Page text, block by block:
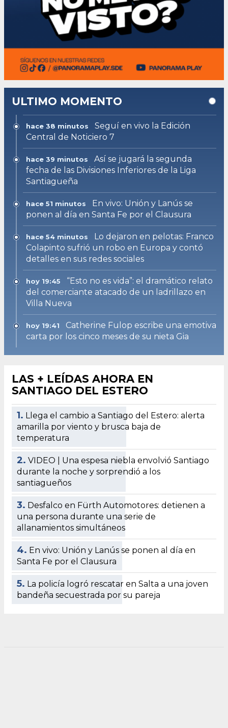
ULTIMO MOMENTO
hace 38 minutos
Seguí en vivo la Edición
Central de Noticiero 7
hace 39 minutos
Así se jugará la segunda
fecha de las Divisiones Inferiores de la Liga
Santiagueña
hace 51 minutos
En vivo: Unión y Lanús se
ponen al día en Santa Fe por el Clausura
hace 54 minutos
Lo dejaron en pelotas: Franco
Colapinto sufrió un robo en Europa y contó
detalles en sus redes sociales
hoy 19:45
“Esto no es vida”: el dramático relato
del comerciante atacado de un ladrillazo en
Villa Nueva
hoy 19:41
Catherine Fulop escribe una emotiva
carta por los cinco meses de su nieta Gia
LAS + LEÍDAS AHORA EN
SANTIAGO DEL ESTERO
1. Llega el cambio a Santiago del Estero: alerta
amarilla por viento y brusca baja de
temperatura
2. VIDEO | Una espesa niebla envolvió Santiago
durante la noche y sorprendió a los
santiagueños
3. Desfalco en Fürth Automotores: detienen a
una persona durante una serie de
allanamientos simultáneos
4. En vivo: Unión y Lanús se ponen al día en
Santa Fe por el Clausura
5. La policía logró rescatar en Salta a una joven
bandeña secuestrada por su pareja